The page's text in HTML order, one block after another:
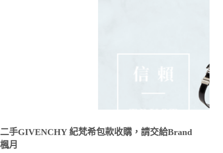
二手GIVENCHY 紀梵希包款收購，請交給Brand
楓月